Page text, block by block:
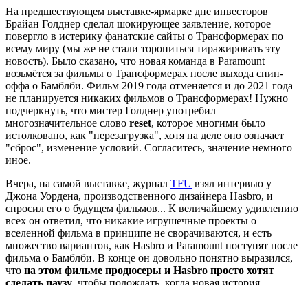
На предшествующем выставке-ярмарке дне инвесторов
Брайан Голднер сделал шокирующее заявление, которое
повергло в истерику фанатские сайты о Трансформерах по
всему миру (мы же не стали торопиться тиражировать эту
новость). Было сказано, что новая команда в Paramount
возьмётся за фильмы о Трансформерах после выхода спин-
оффа о Бамблби. Фильм 2019 года отменяется и до 2021 года
не планируется никаких фильмов о Трансформерах! Нужно
подчеркнуть, что мистер Голднер употребил
многозначительное слово reset, которое многими было
истолковано, как "перезагрузка", хотя на деле оно означает
"сброс", изменение условий. Согласитесь, значение немного
иное.
Вчера, на самой выставке, журнал TFU взял интервью у
Джона Уордена, производственного дизайнера Hasbro, и
спросил его о будущем фильмов... К величайшему удивлению
всех он ответил, что никакие игрушечные проекты о
вселенной фильма в принципе не сворачиваются, и есть
множество вариантов, как Hasbro и Paramount поступят после
фильма о Бамблби. В конце он довольно понятно выразился,
что на этом фильме продюсеры и Hasbro просто хотят
сделать паузу, чтобы подождать, когда новая история